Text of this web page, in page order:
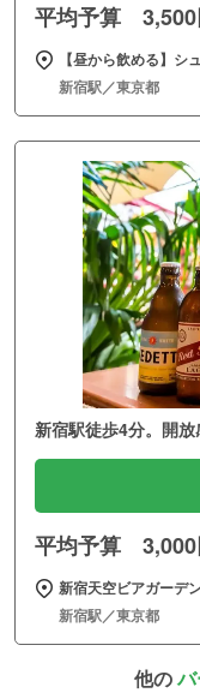
平均予算 3,500
【昼から飲める】
新宿駅／東京都
新宿駅徒歩4分。開放
平均予算 3,000
新宿天空ビアガーデ
新宿駅／東京都
他の